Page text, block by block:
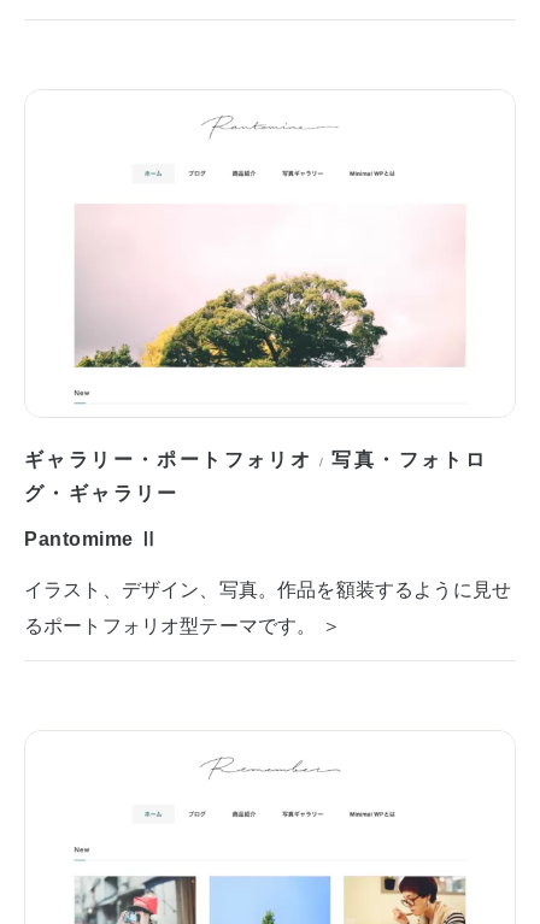
ギャラリー・ポートフォリオ /写真・フォトロ
グ・ギャラリー
Pantomime Ⅱ
イラスト、デザイン、写真。作品を額装するように見せ
るポートフォリオ型テーマです。 ＞